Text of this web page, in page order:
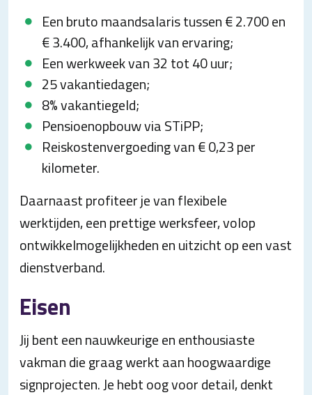
Een bruto maandsalaris tussen € 2.700 en
€ 3.400, afhankelijk van ervaring;
Een werkweek van 32 tot 40 uur;
25 vakantiedagen;
8% vakantiegeld;
Pensioenopbouw via STiPP;
Reiskostenvergoeding van € 0,23 per
kilometer.
Daarnaast profiteer je van flexibele
werktijden, een prettige werksfeer, volop
ontwikkelmogelijkheden en uitzicht op een vast
dienstverband.
Eisen
Jij bent een nauwkeurige en enthousiaste
vakman die graag werkt aan hoogwaardige
signprojecten. Je hebt oog voor detail, denkt